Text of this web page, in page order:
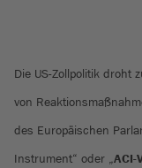
Die US-Zollpolitik droht
von
des Europäischen
Instrument“ oder „ACI-